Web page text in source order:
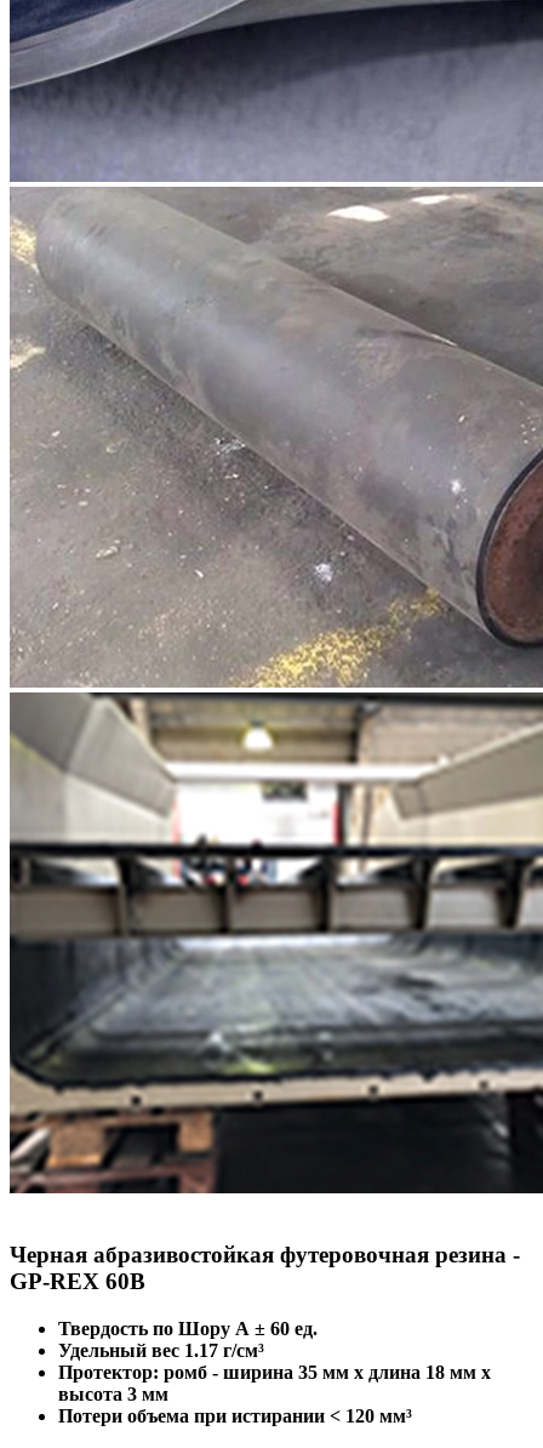
Черная абразивостойкая футеровочная резина -
GP-REX 60B
Твердость по Шору А ± 60 ед.
Удельный вес 1.17 г/см³
Протектор: ромб - ширина 35 мм x длина 18 мм x
высота 3 мм
Потери объема при истирании < 120 мм³